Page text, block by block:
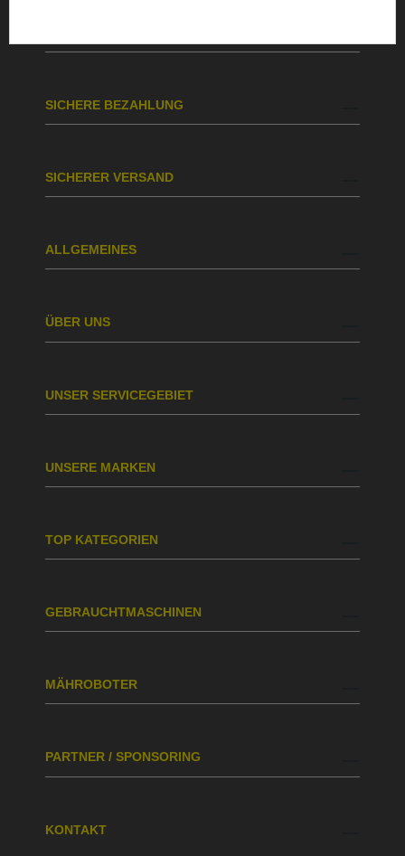
SICHERE BEZAHLUNG
SICHERER VERSAND
ALLGEMEINES
ÜBER UNS
UNSER SERVICEGEBIET
UNSERE MARKEN
TOP KATEGORIEN
GEBRAUCHTMASCHINEN
MÄHROBOTER
PARTNER / SPONSORING
KONTAKT